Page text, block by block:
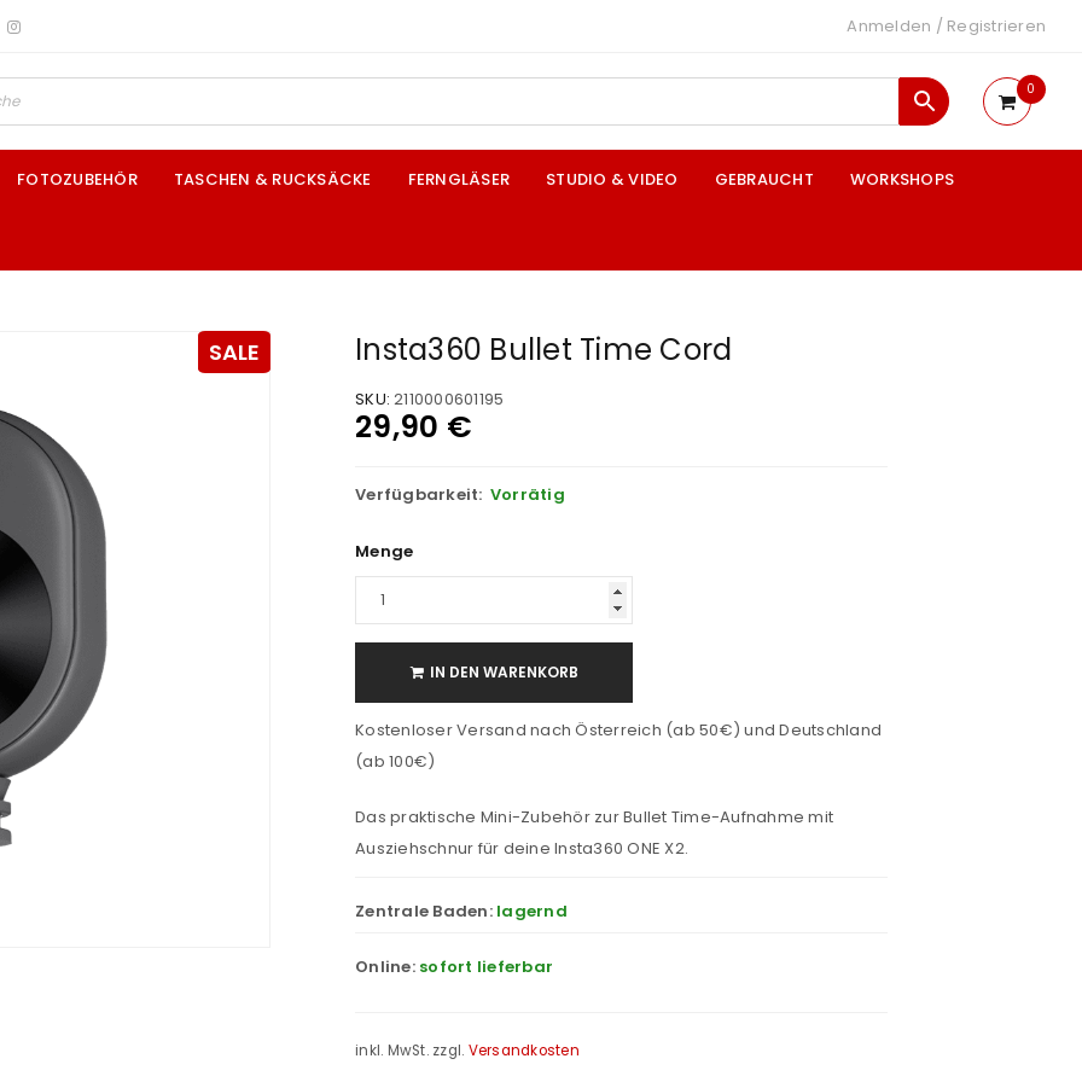
Anmelden / Registrieren
0
FOTOZUBEHÖR TASCHEN & RUCKSÄCKE FERNGLÄSER STUDIO & VIDEO GEBRAUCHT WORKSHOPS
SALE Insta360 Bullet Time Cord
SKU: 2110000601195
29,90 €
Verfügbarkeit: Vorrätig
Menge
IN DEN WARENKORB
Kostenloser Versand nach Österreich (ab 50€) und Deutschland
(ab 100€)
Das praktische Mini-Zubehör zur Bullet Time-Aufnahme mit
Ausziehschnur für deine Insta360 ONE X2.
Zentrale Baden: lagernd
Online: sofort lieferbar
inkl. MwSt. zzgl. Versandkosten